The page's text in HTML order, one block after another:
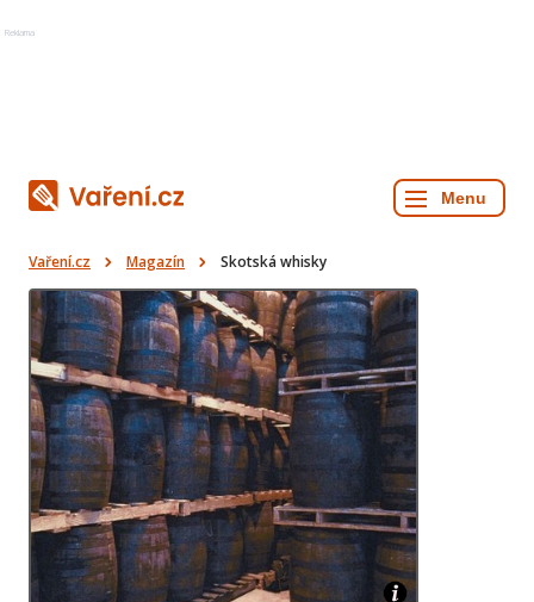
Reklama
Vaření.cz Magazín Skotská whisky